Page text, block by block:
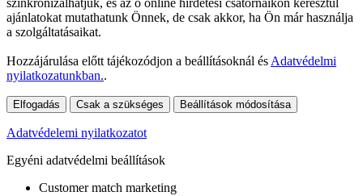
szinkronizálhatjuk, és az ő online hirdetési csatornáikon keresztül
ajánlatokat mutathatunk Önnek, de csak akkor, ha Ön már használja
a szolgáltatásaikat.
Hozzájárulása előtt tájékozódjon a beállításoknál és Adatvédelmi
nyilatkozatunkban..
Elfogadás Csak a szükséges Beállítások módosítása
Adatvédelemi nyilatkozatot
Egyéni adatvédelmi beállítások
Customer match marketing